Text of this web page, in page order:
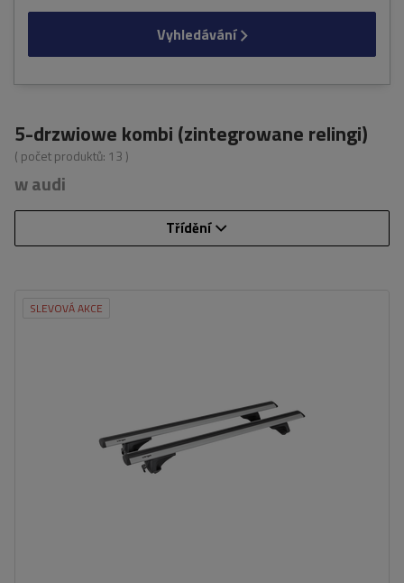
Vyhledávání
5-drzwiowe kombi (zintegrowane relingi)
( počet produktů: 13 )
w audi
Třídění
SLEVOVÁ AKCE